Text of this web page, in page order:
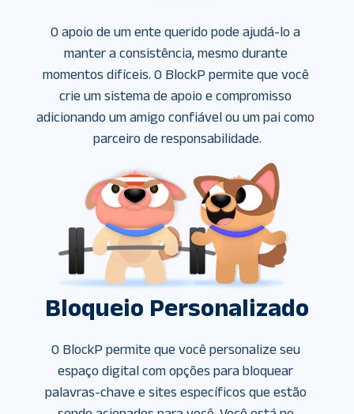
O apoio de um ente querido pode ajudá-lo a
manter a consistência, mesmo durante
momentos difíceis. O BlockP permite que você
crie um sistema de apoio e compromisso
adicionando um amigo confiável ou um pai como
parceiro de responsabilidade.
Bloqueio Personalizado
O BlockP permite que você personalize seu
espaço digital com opções para bloquear
palavras-chave e sites específicos que estão